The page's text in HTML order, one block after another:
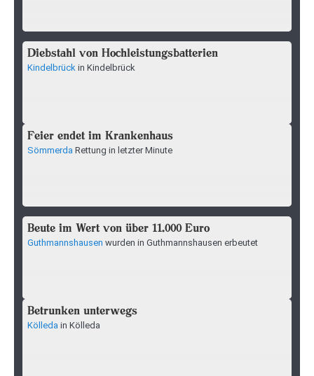
Diebstahl von Hochleistungsbatterien
Kindelbrück in Kindelbrück
Feier endet im Krankenhaus
Sömmerda Rettung in letzter Minute
Beute im Wert von über 11.000 Euro
Guthmannshausen wurden in Guthmannshausen erbeutet
Betrunken unterwegs
Kölleda in Kölleda